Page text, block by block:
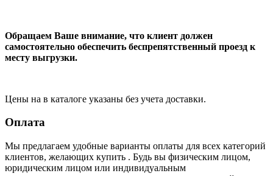
Обращаем Ваше внимание, что клиент должен
самостоятельно обеспечить беспрепятственный проезд к
месту выгрузки.
Цены на в каталоге указаны без учета доставки.
Оплата
Мы предлагаем удобные варианты оплаты для всех категорий
клиентов, желающих купить . Будь вы физическим лицом,
юридическим лицом или индивидуальным